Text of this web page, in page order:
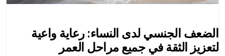
الضعف الجنسي لدى النساء: رعاية واعية
لتعزيز الثقة في جميع مراحل العمر